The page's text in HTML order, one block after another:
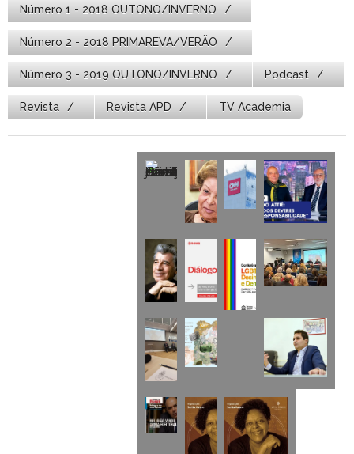
Número 1 - 2018 OUTONO/INVERNO
Número 2 - 2018 PRIMAREVA/VERÃO
Número 3 - 2019 OUTONO/INVERNO Podcast
Revista Revista APD TV Academia